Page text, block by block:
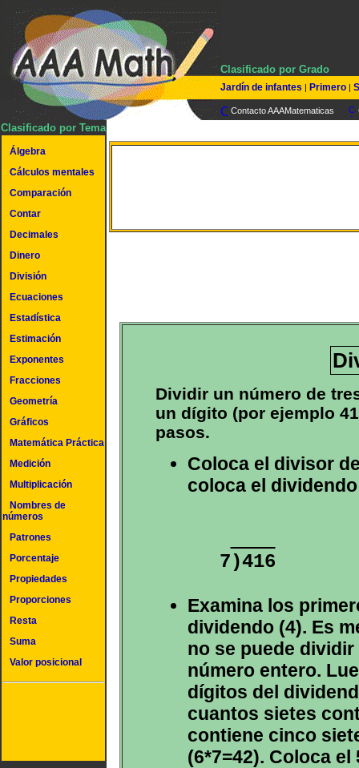
Clasificado por Grado
Jardín de infantes | Primero |
Contacto AAAMatematicas
Clasificado por Tema
Álgebra
Cálculos mentales
Comparación
Contar
Decimales
Dinero
División
Ecuaciones
Estadística
Estimación
Exponentes
Fracciones
Geometría
Gráficos
Matemática Práctica
Medición
Multiplicación
Nombres de
números
Patrones
Porcentaje
Propiedades
Proporciones
Resta
Suma
Valor posicional
Dividir un número de
un dígito (por ejemplo
pasos.
Coloca el divisor
coloca el
Examina los
dividendo (4). Es
no se puede
número entero.
dígitos del
cuantos sietes
contiene cinco
(6*7=42). Coloca